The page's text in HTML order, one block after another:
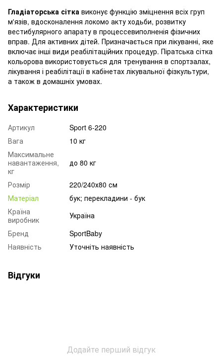
Гладіаторська сітка виконує функцію зміцнення всіх груп
м'язів, вдосконалення локомо акту ходьби, розвитку
вестибулярного апарату в процессевиполненія фізичних
вправ. Для активних дітей. Призначається при лікуванні, яке
включає інші види реабілітаційних процедур. Піратська сітка
кольорова використовується для тренування в спортзалах,
лікування і реабілітації в кабінетах лікувальної фізкультури,
а також в домашніх умовах.
Характеристики
Артикул
Sport 6-220
Вага
10 кг
Максимальне
навантаження,
кг
до 80 кг
Розмір
220/240х80 см
Матеріал
бук; перекладини - бук
Країна
виробник
Україна
Бренд
SportBaby
Наявність
Уточніть наявність
Відгуки
Додайте перший відгук